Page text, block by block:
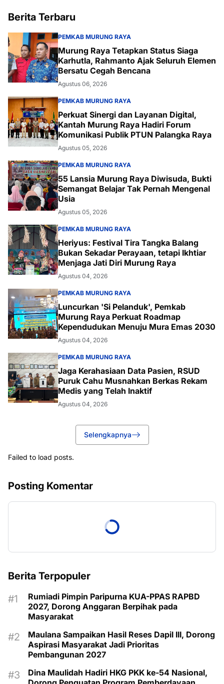
Berita Terbaru
PEMKAB MURUNG RAYA
Murung Raya Tetapkan Status Siaga
Karhutla, Rahmanto Ajak Seluruh Elemen
Bersatu Cegah Bencana
Agustus 06, 2026
PEMKAB MURUNG RAYA
Perkuat Sinergi dan Layanan Digital,
Kantah Murung Raya Hadiri Forum
Komunikasi Publik PTUN Palangka Raya
Agustus 05, 2026
PEMKAB MURUNG RAYA
55 Lansia Murung Raya Diwisuda, Bukti
Semangat Belajar Tak Pernah Mengenal
Usia
Agustus 05, 2026
PEMKAB MURUNG RAYA
Heriyus: Festival Tira Tangka Balang
Bukan Sekadar Perayaan, tetapi Ikhtiar
Menjaga Jati Diri Murung Raya
Agustus 04, 2026
PEMKAB MURUNG RAYA
Luncurkan 'Si Pelanduk', Pemkab
Murung Raya Perkuat Roadmap
Kependudukan Menuju Mura Emas 2030
Agustus 04, 2026
PEMKAB MURUNG RAYA
Jaga Kerahasiaan Data Pasien, RSUD
Puruk Cahu Musnahkan Berkas Rekam
Medis yang Telah Inaktif
Agustus 04, 2026
Selengkapnya
Failed to load posts.
Posting Komentar
Berita Terpopuler
Rumiadi Pimpin Paripurna KUA-PPAS RAPBD
2027, Dorong Anggaran Berpihak pada
Masyarakat
Maulana Sampaikan Hasil Reses Dapil III, Dorong
Aspirasi Masyarakat Jadi Prioritas
Pembangunan 2027
Dina Maulidah Hadiri HKG PKK ke-54 Nasional,